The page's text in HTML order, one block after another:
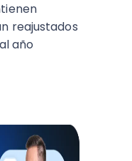
reajustados
año